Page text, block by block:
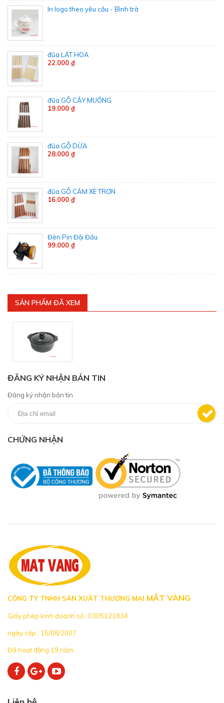
In logo theo yêu cầu - Bình trà
đũa LÁT HOA
22.000 ₫
đũa GỖ CÂY MUỒNG
19.000 ₫
đũa GỖ DỪA
28.000 ₫
đũa GỖ CĂM XE TRƠN
16.000 ₫
Đèn Pin Đội Đầu
99.000 ₫
SẢN PHẨM ĐÃ XEM
ĐĂNG KÝ NHẬN BẢN TIN
Đăng ký nhận bản tin
CHỨNG NHẬN
CÔNG TY TNHH SẢN XUẤT THƯƠNG MẠI MẮT VÀNG
Giấy phép kinh doanh số : 0305121834
ngày cấp : 15/08/2007
Đã hoạt động 19 năm